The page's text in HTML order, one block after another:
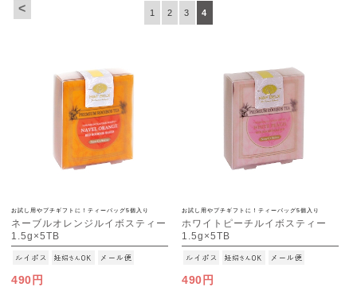
< 1 2 3 4
お試し用やプチギフトに！ティーバッグ5個入り
ネーブルオレンジルイボスティー
1.5g×5TB
[M便 1/15]
490円
お試し用やプチギフトに！ティーバッグ5個入り
ホワイトピーチルイボスティー
1.5g×5TB
[M便 1/15]
490円